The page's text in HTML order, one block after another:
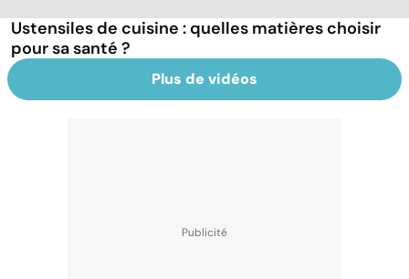
Ustensiles de cuisine : quelles matières choisir
pour sa santé ?
Plus de vidéos